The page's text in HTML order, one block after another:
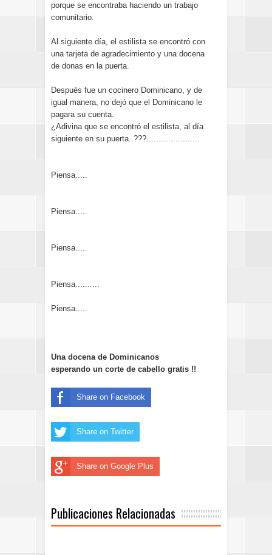
porque se encontraba haciendo un trabajo
comunitario.
Al siguiente día, el estilista se encontró con
una tarjeta de agradecimiento y una docena
de donas en la puerta.
Después fue un cocinero Dominicano, y de
igual manera, no dejó que el Dominicano le
pagara su cuenta.
¿Adivina que se encontró el estilista, al día
siguiente en su puerta..???......................
Piensa.....
Piensa.....
Piensa.....
Piensa..........
Piensa.....
Una docena de Dominicanos
esperando un corte de cabello gratis !!
Share on Facebook
Share on Twitter
Share on Google Plus
Publicaciones Relacionadas